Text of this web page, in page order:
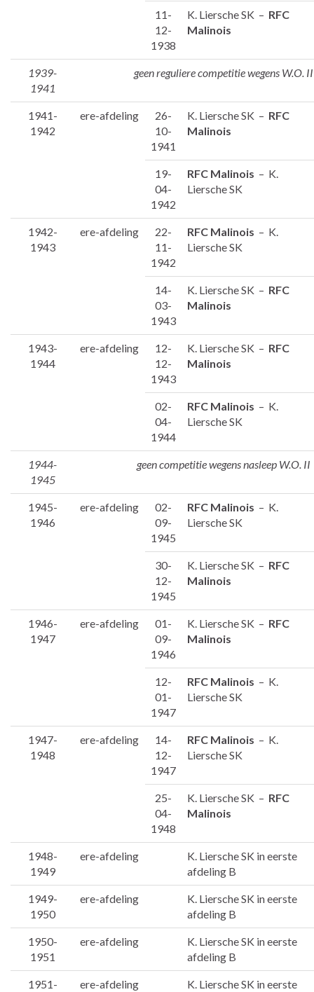
11-
12-
1938
K. Liersche SK – RFC
Malinois
1939-
1941
geen reguliere competitie wegens W.O. II
1941-
1942
ere-afdeling
26-
10-
1941
K. Liersche SK – RFC
Malinois
19-
04-
1942
RFC Malinois – K.
Liersche SK
1942-
1943
ere-afdeling
22-
11-
1942
RFC Malinois – K.
Liersche SK
14-
03-
1943
K. Liersche SK – RFC
Malinois
1943-
1944
ere-afdeling
12-
12-
1943
K. Liersche SK – RFC
Malinois
02-
04-
1944
RFC Malinois – K.
Liersche SK
1944-
1945
geen competitie wegens nasleep W.O. II
1945-
1946
ere-afdeling
02-
09-
1945
RFC Malinois – K.
Liersche SK
30-
12-
1945
K. Liersche SK – RFC
Malinois
1946-
1947
ere-afdeling
01-
09-
1946
K. Liersche SK – RFC
Malinois
12-
01-
1947
RFC Malinois – K.
Liersche SK
1947-
1948
ere-afdeling
14-
12-
1947
RFC Malinois – K.
Liersche SK
25-
04-
1948
K. Liersche SK – RFC
Malinois
1948-
1949
ere-afdeling
K. Liersche SK in eerste
afdeling B
1949-
1950
ere-afdeling
K. Liersche SK in eerste
afdeling B
1950-
1951
ere-afdeling
K. Liersche SK in eerste
afdeling B
1951-
ere-afdeling
K. Liersche SK in eerste